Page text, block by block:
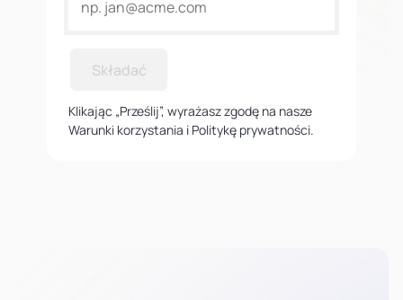
Składać
Klikając „Prześlij”, wyrażasz zgodę na nasze
Warunki korzystania i Politykę prywatności.